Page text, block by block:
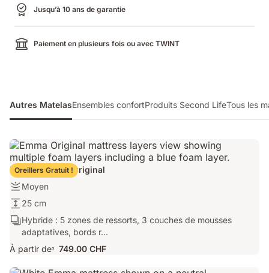
Jusqu’à 10 ans de garantie
Paiement en plusieurs fois ou avec TWINT
Autres MatelasEnsembles confortProduits Second LifeTous les
Oreillers Gratuit !
Matelas Emma Original
Firmness:
Moyen
Moyen
Hauteur
du
matelas:
cm
25 cm
Ergonomie/Zones:
Hybride
5
zones
Hybride : 5 zones de ressorts, 3 couches de mousses
adaptatives, bords r...
À partir de3 749.00 CHF